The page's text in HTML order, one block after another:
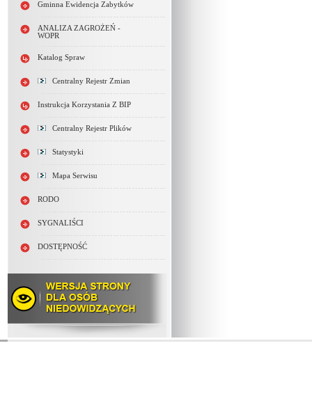
Gminna Ewidencja Zabytków
ANALIZA ZAGROŻEŃ -
WOPR
Katalog Spraw
Centralny Rejestr Zmian
Instrukcja Korzystania Z BIP
Centralny Rejestr Plików
Statystyki
Mapa Serwisu
RODO
SYGNALIŚCI
DOSTĘPNOŚĆ